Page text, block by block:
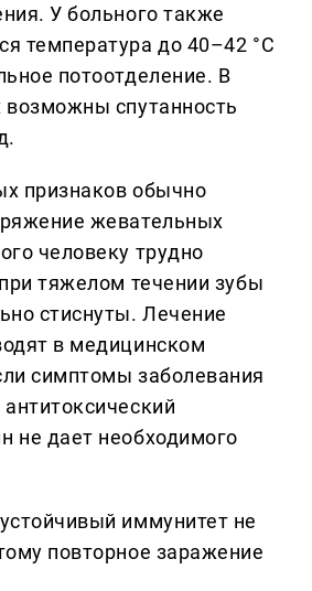
У больного также
температура до 40–42 °С
потоотделение. В
возможны спутанность
признаков обычно
жевательных
человеку трудно
тяжелом течении зубы
стиснуты. Лечение
в медицинском
симптомы заболевания
не дает необходимого
иммунитет не
повторное заражение